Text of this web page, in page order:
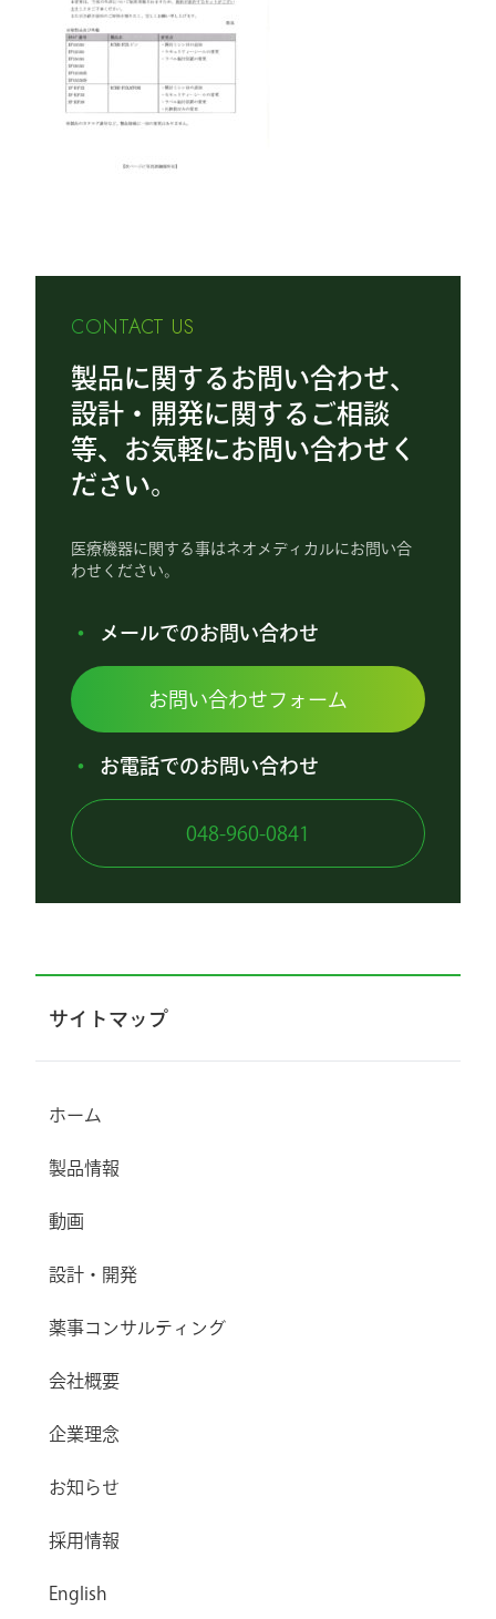
CONTACT US
製品に関するお問い合わせ、
設計・開発に関するご相談
等、お気軽にお問い合わせく
ださい。
医療機器に関する事はネオメディカルにお問い合
わせください。
メールでのお問い合わせ
お問い合わせフォーム
お電話でのお問い合わせ
048-960-0841
サイトマップ
ホーム
製品情報
動画
設計・開発
薬事コンサルティング
会社概要
企業理念
お知らせ
採用情報
English